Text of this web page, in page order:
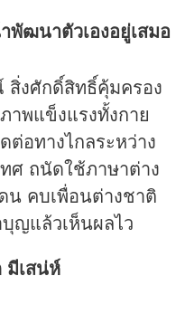
พัฒนาตัวเองอยู่เสมอ
งศักดิ์สิทธิ์คุ้มครอง
พแข็งแรงทั้งกาย
อทางไกลระหว่าง
ศ ถนัดใช้ภาษาต่าง
น คบเพื่อนต่างชาติ
ญแล้วเห็นผลไว
มีเสน่ห์